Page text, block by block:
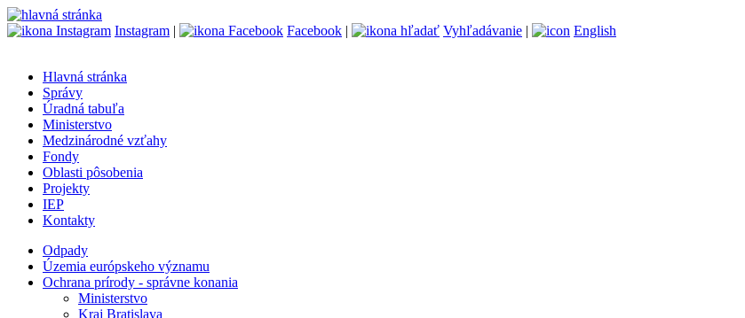
Instagram | Facebook | Vyhľadávanie | English
Hlavná stránka
Správy
Úradná tabuľa
Ministerstvo
Medzinárodné vzťahy
Fondy
Oblasti pôsobenia
Projekty
IEP
Kontakty
Odpady
Územia európskeho významu
Ochrana prírody - správne konania
Ministerstvo
Kraj Bratislava